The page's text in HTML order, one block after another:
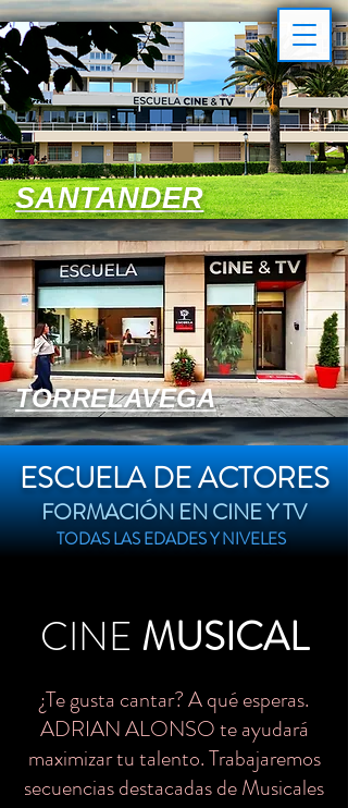
SANTANDER
TORRELAVEGA
ESCUELA DE ACTORES
FORMACIÓN EN CINE Y TV
TODAS LAS EDADES Y NIVELES
CINE MUSICAL
¿Te gusta cantar? A qué esperas.
ADRIAN ALONSO te ayudará
maximizar tu talento. Trabajaremos
secuencias destacadas de Musicales